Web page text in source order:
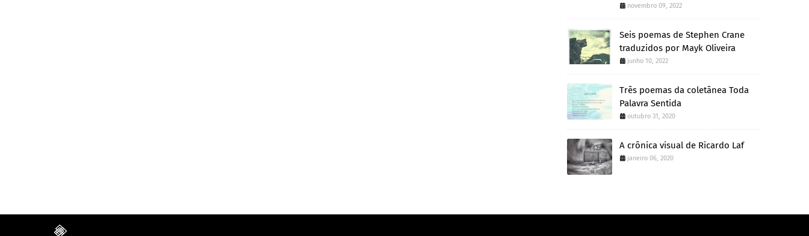
novembro 09, 2022
Seis poemas de Stephen Crane
traduzidos por Mayk Oliveira
junho 10, 2022
Três poemas da coletânea Toda
Palavra Sentida
outubro 31, 2020
A crônica visual de Ricardo Laf
janeiro 06, 2020